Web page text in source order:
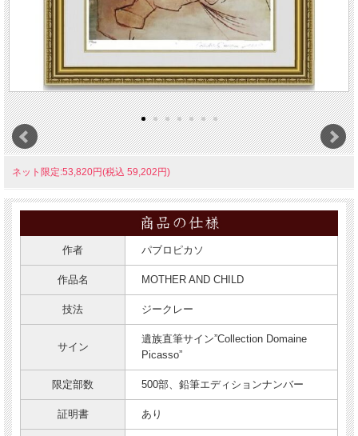
ネット限定:53,820円(税込 59,202円)
作者 パブロピカソ
作品名 MOTHER AND CHILD
技法 ジークレー
サイン
遺族直筆サイン”Collection Domaine
Picasso”
限定部数 500部、鉛筆エディションナンバー
証明書 あり